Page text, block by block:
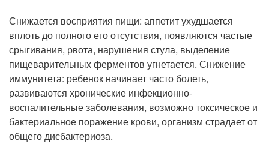
Снижается восприятия пищи: аппетит ухудшается
вплоть до полного его отсутствия, появляются частые
срыгивания, рвота, нарушения стула, выделение
пищеварительных ферментов угнетается. Снижение
иммунитета: ребенок начинает часто болеть,
развиваются хронические инфекционно-
воспалительные заболевания, возможно токсическое и
бактериальное поражение крови, организм страдает от
общего дисбактериоза.